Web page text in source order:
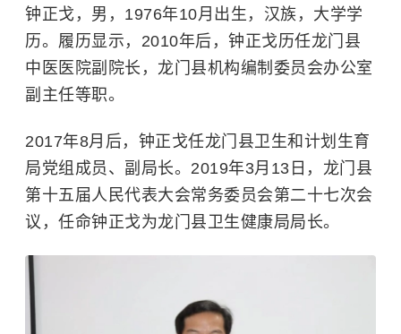
钟正戈，男，1976年10月出生，汉族，大学学
历。履历显示，2010年后，钟正戈历任龙门县
中医医院副院长，龙门县机构编制委员会办公室
副主任等职。
2017年8月后，钟正戈任龙门县卫生和计划生育
局党组成员、副局长。2019年3月13日，龙门县
第十五届人民代表大会常务委员会第二十七次会
议，任命钟正戈为龙门县卫生健康局局长。